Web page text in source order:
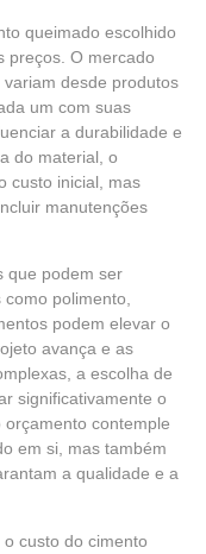
queimado escolhido
preços. O mercado
desde produtos
um com suas
a durabilidade e
do material, o
custo inicial, mas
manutenções
que podem ser
polimento,
podem elevar o
avança e as
a escolha de
significativamente o
contemple
em si, mas também
a qualidade e a
custo do cimento